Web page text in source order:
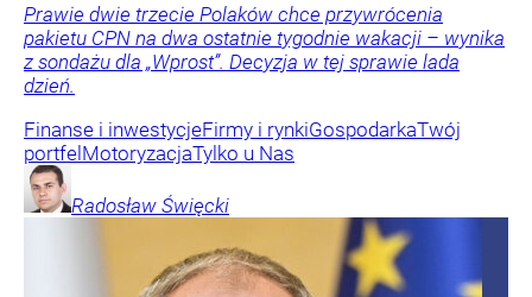
Prawie dwie trzecie Polaków chce przywrócenia
pakietu CPN na dwa ostatnie tygodnie wakacji – wynika
z sondażu dla „Wprost”. Decyzja w tej sprawie lada
dzień.
Finanse i inwestycjeFirmy i rynkiGospodarkaTwój
portfelMotoryzacjaTylko u Nas
Radosław Święcki